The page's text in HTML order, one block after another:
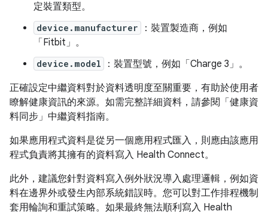
定裝置類型。
device.manufacturer
：裝置製造商，例如
「Fitbit」。
device.model
：裝置型號，例如「Charge 3」。
正確設定中繼資料對於資料透明度至關重要，有助於使用者
瞭解健康資訊的來源。如需完整詳細資料，請參閱「健康資
料同步」中繼資料指南。
如果應用程式資料是從另一個應用程式匯入，則應由該應用
程式負責將其擁有的資料寫入 Health Connect。
此外，建議您針對資料寫入例外狀況導入處理邏輯，例如資
料在邊界外或發生內部系統錯誤時。您可以對工作排程機制
套用輪詢和重試策略。如果最終無法順利寫入 Health